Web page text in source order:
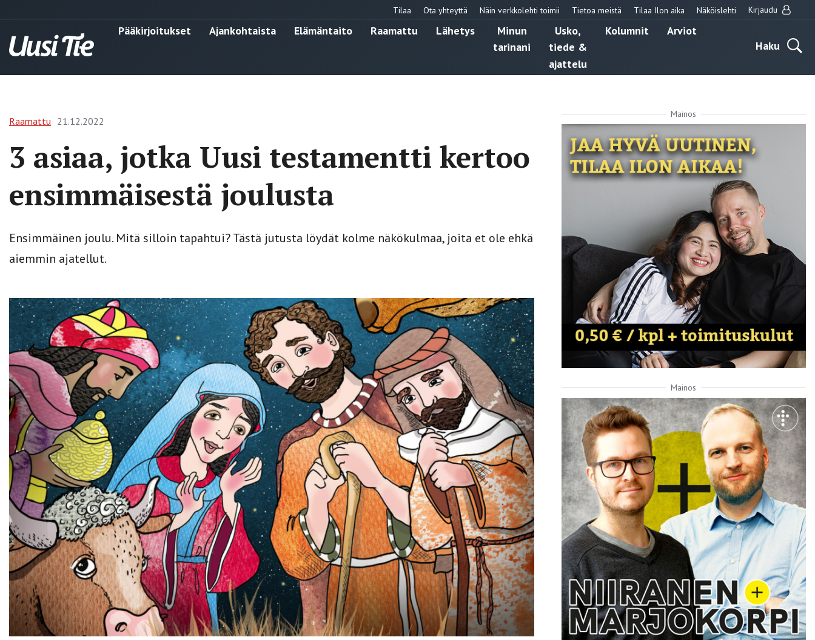
Tilaa Ota yhteyttä Näin verkkolehti toimii Tietoa meistä Tilaa Ilon aika Näköislehti Kirjaudu
Pääkirjoitukset Ajankohtaista Elämäntaito Raamattu Lähetys
Minun
tarinani
Usko,
tiede &
ajattelu
Kolumnit
Arviot
Haku
Raamattu 21.12.2022
3 asiaa, jotka Uusi testamentti kertoo
ensimmäisestä joulusta
Ensimmäinen joulu. Mitä silloin tapahtui? Tästä jutusta löydät kolme näkökulmaa, joita et ole ehkä
aiemmin ajatellut.
Mainos
Mainos